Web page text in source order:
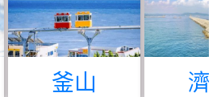
釜山 濟